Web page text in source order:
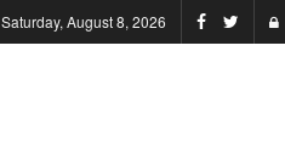
Saturday, August 8, 2026